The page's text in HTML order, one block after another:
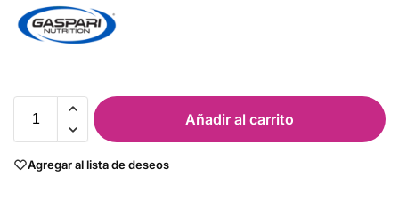
Añadir al carrito
Agregar al lista de deseos